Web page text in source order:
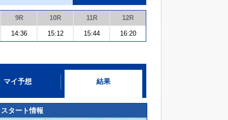
9R 10R 11R 12R
14:36 15:12 15:44 16:20
マイ予想 結果
スタート情報